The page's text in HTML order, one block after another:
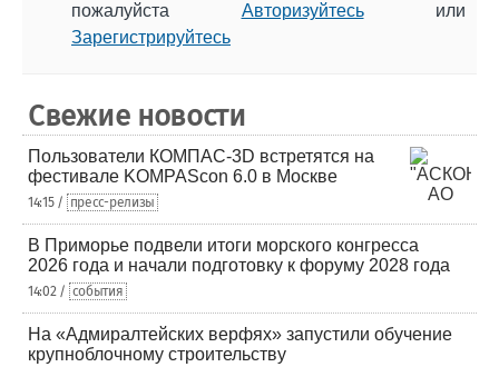
пожалуйста Авторизуйтесьили
Зарегистрируйтесь
Свежие новости
Пользователи КОМПАС-3D встретятся на
фестивале KOMPAScon 6.0 в Москве
14:15 / пресс-релизы
В Приморье подвели итоги морского конгресса
2026 года и начали подготовку к форуму 2028 года
14:02 / события
На «Адмиралтейских верфях» запустили обучение
крупноблочному строительству